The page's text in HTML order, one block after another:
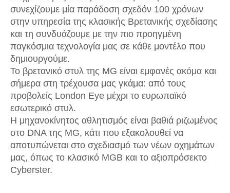
συνεχίζουμε μία παράδοση σχεδόν 100 χρόνων
στην υπηρεσία της κλασικής Βρετανικής σχεδίασης
και τη συνδυάζουμε με την πιο προηγμένη
παγκόσμια τεχνολογία μας σε κάθε μοντέλο που
δημιουργούμε.
Το βρετανικό στυλ της MG είναι εμφανές ακόμα και
σήμερα στη τρέχουσα μας γκάμα: από τους
προβολείς London Eye μέχρι το ευρωπαϊκό
εσωτερικό στυλ.
Η μηχανοκίνητος αθλητισμός είναι βαθιά ριζωμένος
στο DNA της MG, κάτι που εξακολουθεί να
αποτυπώνεται στο σχεδιασμό των νέων οχημάτων
μας, όπως το κλασικό MGB και το αξιοπρόσεκτο
Cyberster.